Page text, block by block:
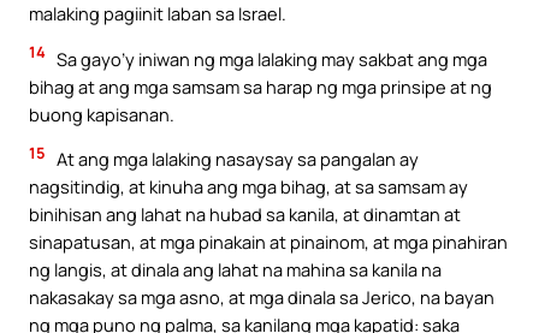
malaking pagiinit laban sa Israel.
14 Sa gayo’y iniwan ng mga lalaking may sakbat ang mga
bihag at ang mga samsam sa harap ng mga prinsipe at ng
buong kapisanan.
15 At ang mga lalaking nasaysay sa pangalan ay
nagsitindig, at kinuha ang mga bihag, at sa samsam ay
binihisan ang lahat na hubad sa kanila, at dinamtan at
sinapatusan, at mga pinakain at pinainom, at mga pinahiran
ng langis, at dinala ang lahat na mahina sa kanila na
nakasakay sa mga asno, at mga dinala sa Jerico, na bayan
ng mga puno ng palma, sa kanilang mga kapatid: saka